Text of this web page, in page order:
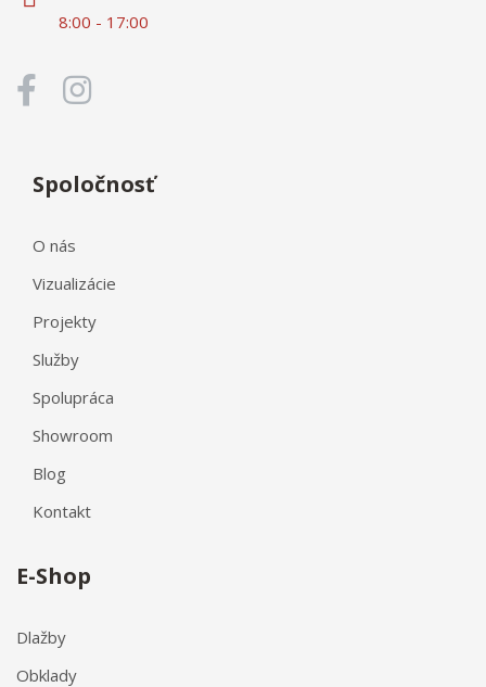
8:00 - 17:00
Spoločnosť
O nás
Vizualizácie
Projekty
Služby
Spolupráca
Showroom
Blog
Kontakt
E-Shop
Dlažby
Obklady